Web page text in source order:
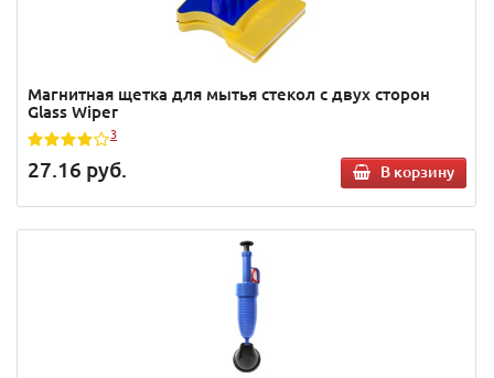
Магнитная щетка для мытья стекол с двух сторон
Glass Wiper
3
27.16 руб. В корзину